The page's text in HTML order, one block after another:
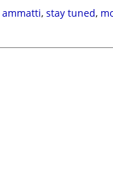
ammatti, stay tuned,